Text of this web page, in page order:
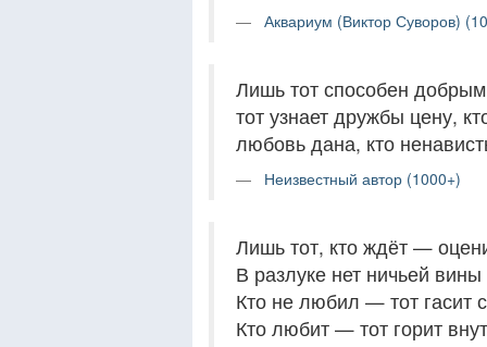
Аквариум (Виктор Суворов)
Лишь тот способен
тот узнает дружбы цену,
любовь дана, кто
Неизвестный автор (1000+)
Лишь тот, кто ждёт —
В разлуке нет ничьей вины
Кто не любил — тот гасит
Кто любит — тот горит